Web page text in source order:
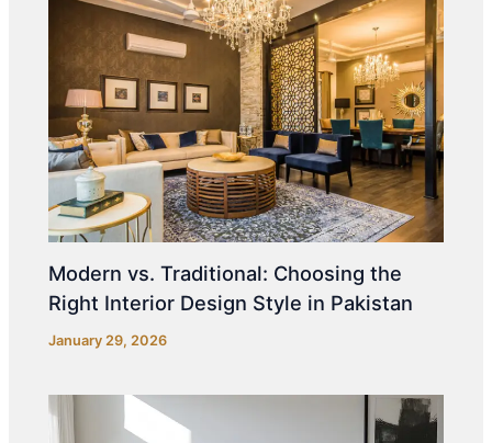
Modern vs. Traditional: Choosing the
Right Interior Design Style in Pakistan
January 29, 2026